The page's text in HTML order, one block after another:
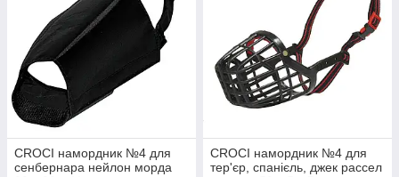
CROCI намордник №4 для
сенбернара нейлон морда
CROCI намордник №4 для
тер'єр, спанієль, джек рассел